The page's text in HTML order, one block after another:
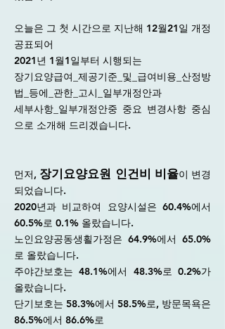
오늘은 그 첫 시간으로 지난해 12월21일 개정
공표되어
2021년 1월1일부터 시행되는
장기요양급여_제공기준_및_급여비용_산정방
법_등에_관한_고시_일부개정안과
세부사항_일부개정안중 중요 변경사항 중심
으로 소개해 드리겠습니다.
먼저, 장기요양요원 인건비 비율이 변경
되었습니다.
2020년과 비교하여 요양시설은 60.4%에서
60.5%로 0.1% 올랐습니다.
노인요양공동생횔가정은 64.9%에서 65.0%
로 올랐습니다.
주야간보호는 48.1%에서 48.3%로 0.2%가
올랐습니다.
단기보호는 58.3%에서 58.5%로, 방문목욕은
86.5%에서 86.6%로